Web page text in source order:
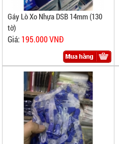
Gáy Lò Xo Nhựa DSB 14mm (130
tờ)
Giá: 195.000 VNĐ